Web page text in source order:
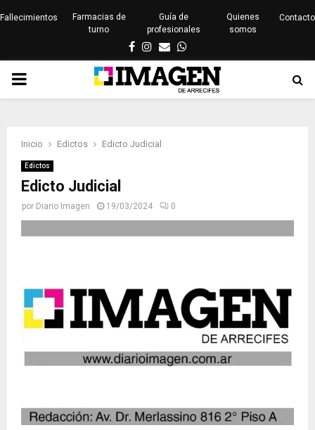
Fallecimientos
Farmacias de
turno
Guía de
profesionales
Quienes
somos
Contacto
Facebook
Instagram
EmailWhatsapp
PRIMARY
Inicio Edictos Edicto Judicial
Edictos
Edicto Judicial
por Diario Imagen 19/03/2024 0